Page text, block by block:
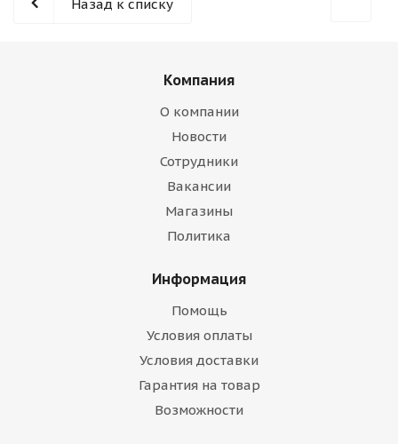
Назад к списку
Компания
О компании
Новости
Сотрудники
Вакансии
Магазины
Политика
Информация
Помощь
Условия оплаты
Условия доставки
Гарантия на товар
Возможности